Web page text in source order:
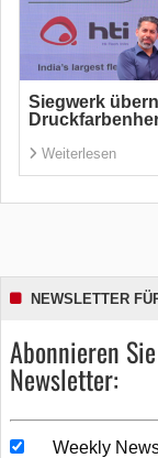
Siegwerk
Weiterlesen
NEWSLETTER
Abonnieren
Newsletter:
Weekly